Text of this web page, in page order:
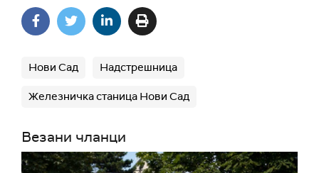
Нови Сад Надстрешница
Железничка станица Нови Сад
Везани чланци